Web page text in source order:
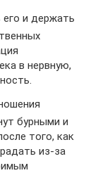
его и держать
в нервную,
бурными и
того, как
из-за